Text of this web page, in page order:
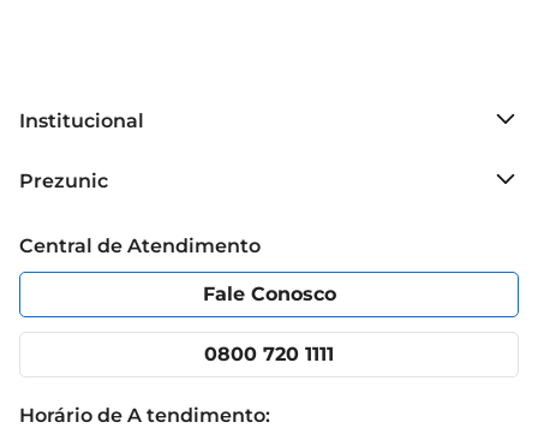
Institucional
Grupo Cencosud
Política de Privacidade
Portal do fornecedor
Cencosud Media
Prezunic
Código de Ética
App Prezunic
Central de Atendimento
Fale Conosco
0800 720 1111
Horário de A tendimento: